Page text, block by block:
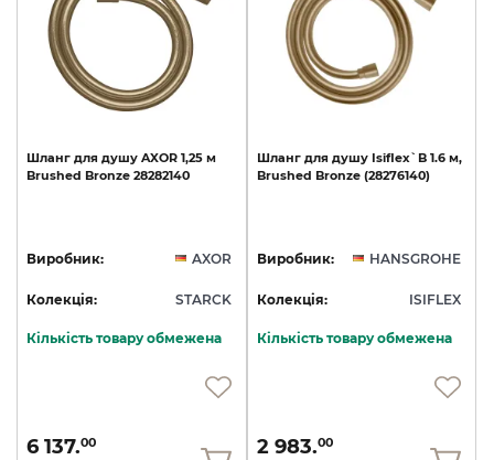
Шланг для душу AXOR 1,25 м
Brushed Bronze 28282140
Виробник: AXOR
Колекція: STARCK
Кількість товару обмежена
6 137.00
Шланг для душу Isiflex`B 1.6 м,
Brushed Bronze (28276140)
Виробник: HANSGROHE
Колекція: ISIFLEX
Кількість товару обмежена
2 983.00